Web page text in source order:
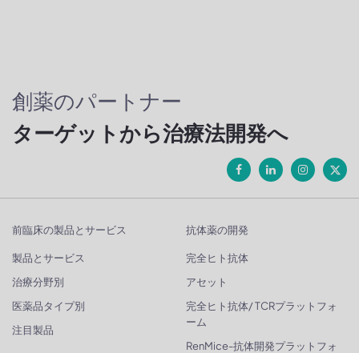
創薬のパートナー
ターゲットから治療法開発へ
前臨床の製品とサービス
製品とサービス
治療分野別
医薬品タイプ別
注目製品
抗体薬の開発
完全ヒト抗体
アセット
完全ヒト抗体/ TCRプラットフォ
ーム
RenMice-抗体開発プラットフォ